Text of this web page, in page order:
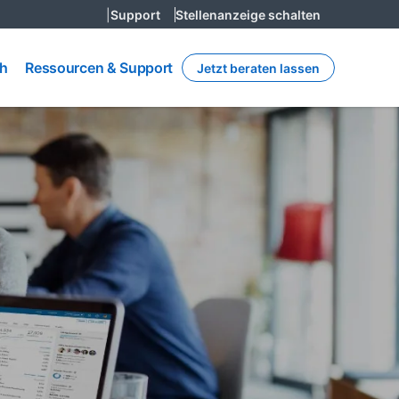
Support Stellenanzeige schalten
Ressourcen
& Support
Ressourcen & Support Jetzt beraten lassen